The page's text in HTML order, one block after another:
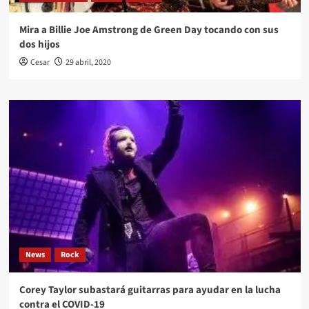
Mira a Billie Joe Amstrong de Green Day tocando con sus
dos hijos
Cesar 29 abril, 2020
News Rock
Corey Taylor subastará guitarras para ayudar en la lucha
contra el COVID-19